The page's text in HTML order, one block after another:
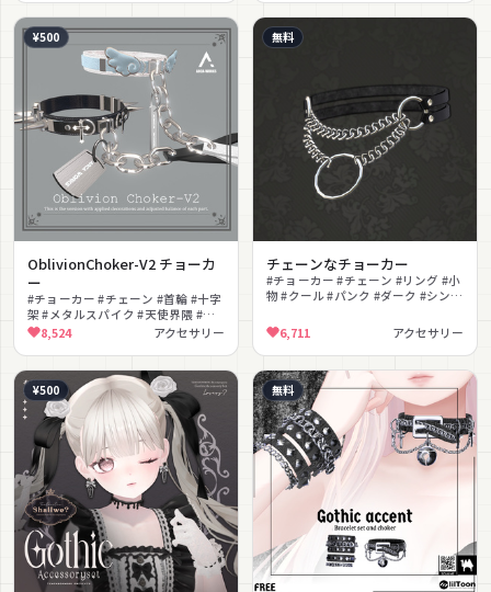
¥500
OblivionChoker-V2 チョーカ
ー
#チョーカー #チェーン #首輪 #十字
架 #メタルスパイク #天使界隈 #地
雷系 #サブカル #ロック #ドッグタ
8,524 アクセサリー
無料
チェーンなチョーカー
#チョーカー #チェーン #リング #小
物 #クール #パンク #ダーク #シンプ
6,711 アクセサリー
¥500 無料